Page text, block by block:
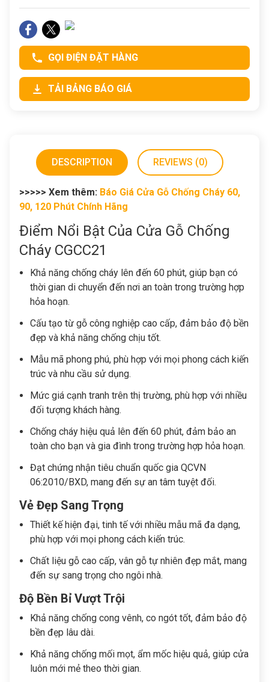
GỌI ĐIỆN ĐẶT HÀNG
TẢI BẢNG BÁO GIÁ
DESCRIPTION REVIEWS (0)
>>>>> Xem thêm: Báo Giá Cửa Gỗ Chống Cháy 60,
90, 120 Phút Chính Hãng
Điểm Nổi Bật Của Cửa Gỗ Chống
Cháy CGCC21
Khả năng chống cháy lên đến 60 phút, giúp bạn có
thời gian di chuyển đến nơi an toàn trong trường hợp
hỏa hoạn.
Cấu tạo từ gỗ công nghiệp cao cấp, đảm bảo độ bền
đẹp và khả năng chống chịu tốt.
Mẫu mã phong phú, phù hợp với mọi phong cách kiến
trúc và nhu cầu sử dụng.
Mức giá cạnh tranh trên thị trường, phù hợp với nhiều
đối tượng khách hàng.
Chống cháy hiệu quả lên đến 60 phút, đảm bảo an
toàn cho bạn và gia đình trong trường hợp hỏa hoạn.
Đạt chứng nhận tiêu chuẩn quốc gia QCVN
06:2010/BXD, mang đến sự an tâm tuyệt đối.
Vẻ Đẹp Sang Trọng
Thiết kế hiện đại, tinh tế với nhiều mẫu mã đa dạng,
phù hợp với mọi phong cách kiến trúc.
Chất liệu gỗ cao cấp, vân gỗ tự nhiên đẹp mắt, mang
đến sự sang trọng cho ngôi nhà.
Độ Bền Bỉ Vượt Trội
Khả năng chống cong vênh, co ngót tốt, đảm bảo độ
bền đẹp lâu dài.
Khả năng chống mối mọt, ẩm mốc hiệu quả, giúp cửa
luôn mới mẻ theo thời gian.